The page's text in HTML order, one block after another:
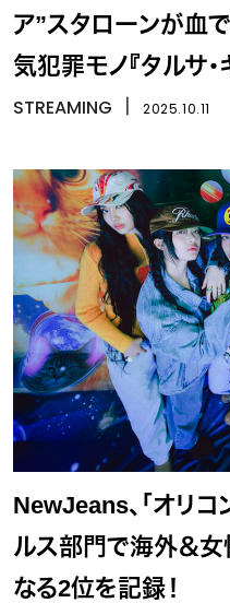
ア”スタローンが血
気犯罪モノ『タルサ・
STREAMING 2025.10.11
NewJeans、「オリ
ルス部門で海外＆女
なる2位を記録！